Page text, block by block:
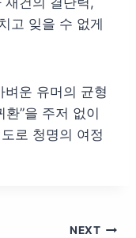
고 잊을 수 없게
운 유머의 균형
”을 주저 없이
로 청명의 여정
NEXT